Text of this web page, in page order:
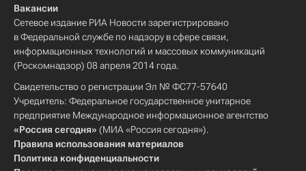
Вакансии
Сетевое издание РИА Новости зарегистрировано
в Федеральной службе по надзору в сфере связи,
информационных технологий и массовых коммуникаций
(Роскомнадзор) 08 апреля 2014 года.
Свидетельство о регистрации Эл № ФС77-57640
Учредитель: Федеральное государственное унитарное
предприятие Международное информационное агентство
«Россия сегодня» (МИА «Россия сегодня»).
Правила использования материалов
Политика конфиденциальности